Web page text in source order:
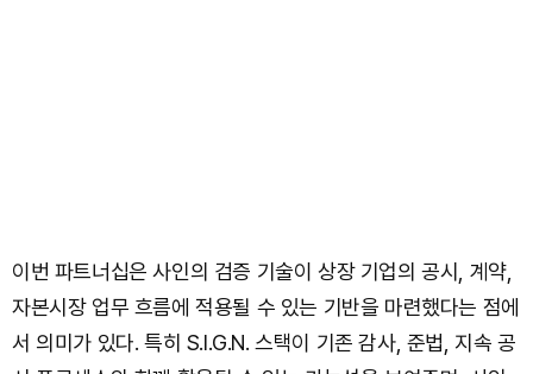
이번 파트너십은 사인의 검증 기술이 상장 기업의 공시, 계약,
자본시장 업무 흐름에 적용될 수 있는 기반을 마련했다는 점에
서 의미가 있다. 특히 S.I.G.N. 스택이 기존 감사, 준법, 지속 공